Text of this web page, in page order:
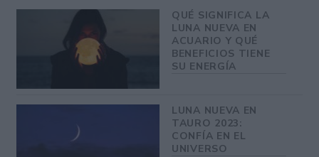
QUÉ SIGNIFICA LA
LUNA NUEVA EN
ACUARIO Y QUÉ
BENEFICIOS TIENE
SU ENERGÍA
LUNA NUEVA EN
TAURO 2023:
CONFÍA EN EL
UNIVERSO